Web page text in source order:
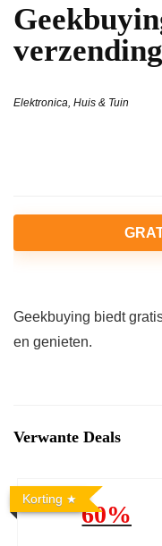
Elektronica Huis & Tuin
Geekbuying biedt
en genieten.
Verwante Deals
Korting
60%